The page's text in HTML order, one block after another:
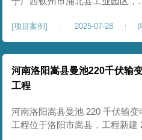
公及生活附属设施。原始场地为
建园区待开发地块，土体回填不
均、土质松散、固结度不足，场
承载力与整体均匀性较差，若直
施工易出现地基不均匀沉降、地面
开裂、墙体变形等质量问题，无法
满足工业厂房长期荷载及规范建
标
[项目案例] 2025-07-28
河南洛阳嵩县曼池220千伏输
工程
河南洛阳嵩县曼池 220 千伏输变
工程位于洛阳市嵩县，工程新建